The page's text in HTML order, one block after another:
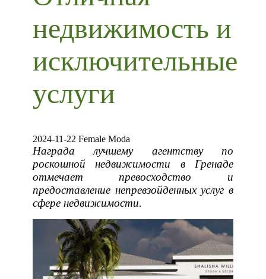
недвижимость и
исключительные
услуги
2024-11-22 Female Moda
Награда лучшему агентству по
роскошной недвижимости в Гренаде
отмечает превосходство и
предоставление непревзойденных услуг в
сфере недвижимости.